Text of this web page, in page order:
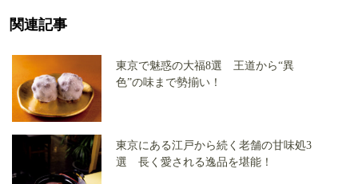
関連記事
東京で魅惑の大福8選 王道から“異
色”の味まで勢揃い！
東京にある江戸から続く老舗の甘味処3
選 長く愛される逸品を堪能！